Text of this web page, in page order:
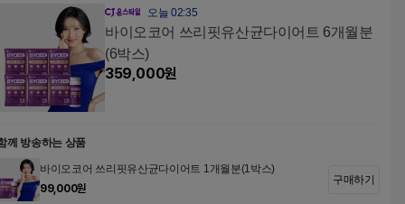
오늘 02:35
바이오코어 쓰리핏유산균다이어트 6개월분
(6박스)
359,000원
께 방송하는 상품
바이오코어 쓰리핏유산균다이어트 1개월분(1박스)
99,000원
구매하기